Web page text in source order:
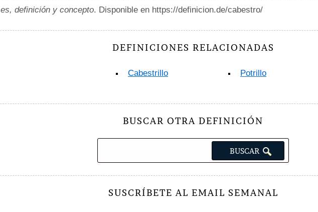
es, definición y concepto. Disponible en https://definicion.de/cabestro/
DEFINICIONES RELACIONADAS
Cabestrillo Potrillo
BUSCAR OTRA DEFINICIÓN
SUSCRÍBETE AL EMAIL SEMANAL